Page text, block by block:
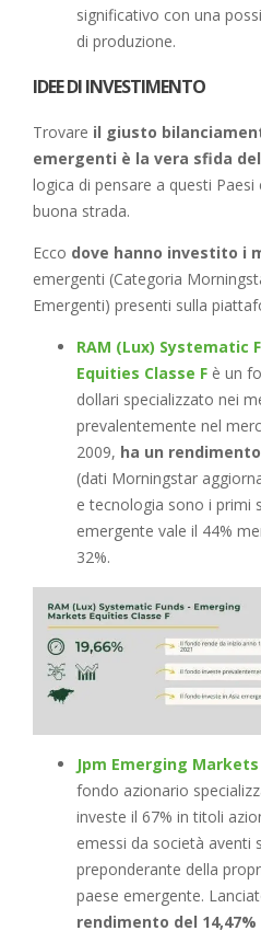
significativo con una
di produzione.
IDEE DI INVESTIMENTO
Trovare il giusto
emergenti è la vera sfida del
logica di pensare a questi
buona strada.
Ecco dove hanno investito i
emergenti (Categoria
Emergenti) presenti sulla
RAM (Lux) Systematic
Equities Classe F è un
dollari specializzato nei
prevalentemente nel
2009, ha un
(dati Morningstar
e tecnologia sono i primi
emergente vale il 44%
32%.
Jpm Emerging
fondo azionario
investe il 67% in titoli
emessi da società aventi
preponderante della
paese emergente.
rendimento del